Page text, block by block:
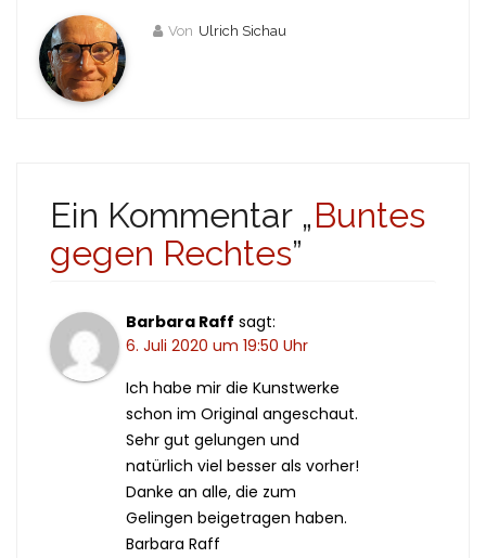
Von Ulrich Sichau
Ein Kommentar „Buntes
gegen Rechtes”
Barbara Raff sagt:
6. Juli 2020 um 19:50 Uhr
Ich habe mir die Kunstwerke
schon im Original angeschaut.
Sehr gut gelungen und
natürlich viel besser als vorher!
Danke an alle, die zum
Gelingen beigetragen haben.
Barbara Raff